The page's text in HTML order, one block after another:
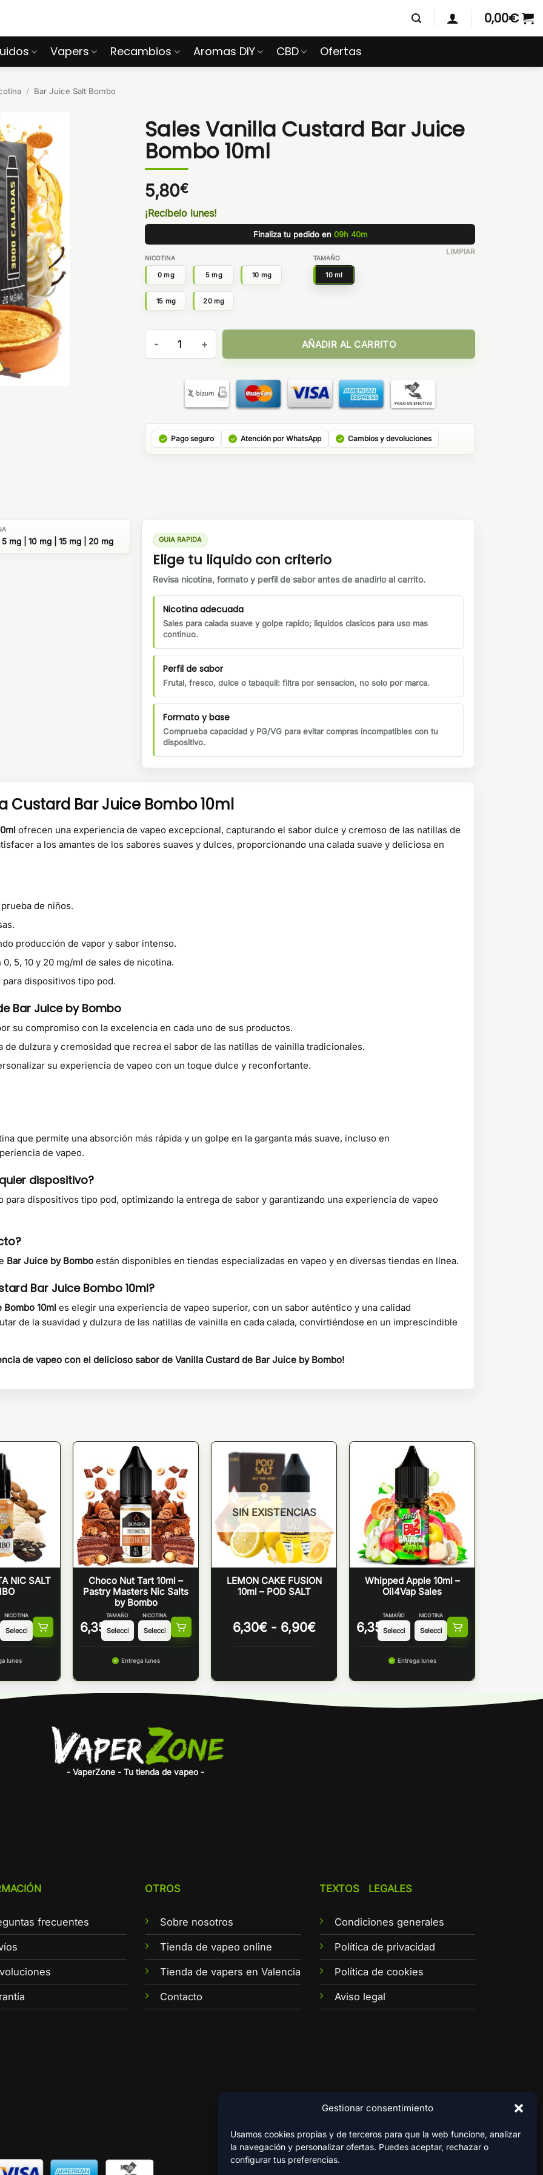
Gestionar consentimiento
Usamos cookies propias y de terceros para que la web funcione, analizar
la navegación y personalizar ofertas. Puedes aceptar, rechazar o
configurar tus preferencias.
0,00€
Vapers Recambios Aromas DIY CBD Ofertas
/ Bar Juice Salt Bombo
Sales Vanilla Custard Bar Juice
Bombo 10ml
5,80€
¡Recíbelo lunes!
Finaliza tu pedido en 09h 40m
NICOTINA
0 mg 5 mg 10 mg
15 mg 20 mg
TAMAÑO
10 ml
LIMPIAR
Sales Vanilla Custard Bar Juice Bombo 10ml cantidad
AÑADIR AL CARRITO
Pago seguro Atención por WhatsApp Cambios y devoluciones
mg | 10 mg | 15 mg | 20 mg GUIA RAPIDA
Elige tu liquido con criterio
Revisa nicotina, formato y perfil de sabor antes de anadirlo al carrito.
Nicotina adecuada
Sales para calada suave y golpe rapido; liquidos clasicos para uso mas
continuo.
Perfil de sabor
Frutal, fresco, dulce o tabaquil: filtra por sensacion, no solo por marca.
Formato y base
Comprueba capacidad y PG/VG para evitar compras incompatibles con tu
dispositivo.
Custard Bar Juice Bombo 10ml
ofrecen una experiencia de vapeo excepcional, capturando el sabor dulce y cremoso de las natillas de
a los amantes de los sabores suaves y dulces, proporcionando una calada suave y deliciosa en
de niños.
producción de vapor y sabor intenso.
5, 10 y 20 mg/ml de sales de nicotina.
dispositivos tipo pod.
Bar Juice by Bombo
su compromiso con la excelencia en cada uno de sus productos.
de dulzura y cremosidad que recrea el sabor de las natillas de vainilla tradicionales.
su experiencia de vapeo con un toque dulce y reconfortante.
que permite una absorción más rápida y un golpe en la garganta más suave, incluso en
de vapeo.
dispositivo?
dispositivos tipo pod, optimizando la entrega de sabor y garantizando una experiencia de vapeo
Bar Juice by Bombo están disponibles en tiendas especializadas en vapeo y en diversas tiendas en línea.
Bar Juice Bombo 10ml?
10ml es elegir una experiencia de vapeo superior, con un sabor auténtico y una calidad
de la suavidad y dulzura de las natillas de vainilla en cada calada, convirtiéndose en un imprescindible
de vapeo con el delicioso sabor de Vanilla Custard de Bar Juice by Bombo!
NIC SALT
NICOTINA
lunes
Choco Nut Tart 10ml –
Pastry Masters Nic Salts
by Bombo
6,35 €
TAMAÑO NICOTINA
Entrega lunes
SIN EXISTENCIAS
LEMON CAKE FUSION
10ml – POD SALT
6,30€ - 6,90€Rango
6,30€
6,90€
Whipped Apple 10ml –
Oil4Vap Sales
6,35 €
TAMAÑO NICOTINA
Entrega lunes
- VaperZone - Tu tienda de vapeo -
frecuentes
OTROS
Sobre nosotros
Tienda de vapeo online
Tienda de vapers en Valencia
Contacto
TEXTOS LEGALES
Condiciones generales
Política de privacidad
Política de cookies
Aviso legal